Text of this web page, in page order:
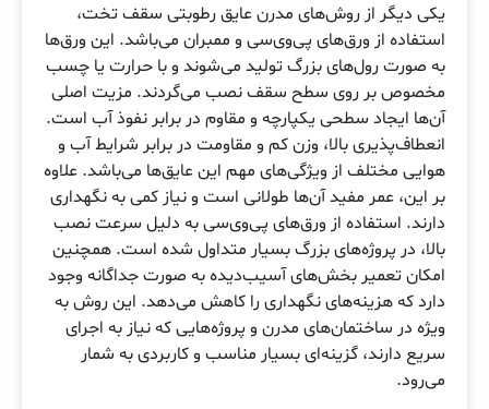
یکی دیگر از روش‌های مدرن عایق‌ رطوبتی سقف تخت،
استفاده از ورق‌های پی‌وی‌سی و ممبران می‌باشد. این ورق‌ها
به صورت رول‌های بزرگ تولید می‌شوند و با حرارت یا چسب
مخصوص بر روی سطح سقف نصب می‌گردند. مزیت اصلی
آن‌ها ایجاد سطحی یکپارچه و مقاوم در برابر نفوذ آب است.
انعطاف‌پذیری بالا، وزن کم و مقاومت در برابر شرایط آب و
هوایی مختلف از ویژگی‌های مهم این عایق‌ها می‌باشد. علاوه
بر این، عمر مفید آن‌ها طولانی است و نیاز کمی به نگهداری
دارند. استفاده از ورق‌های پی‌وی‌سی به دلیل سرعت نصب
بالا، در پروژه‌های بزرگ بسیار متداول شده است. همچنین
امکان تعمیر بخش‌های آسیب‌دیده به صورت جداگانه وجود
دارد که هزینه‌های نگهداری را کاهش می‌دهد. این روش به
ویژه در ساختمان‌های مدرن و پروژه‌هایی که نیاز به اجرای
سریع دارند، گزینه‌ای بسیار مناسب و کاربردی به شمار
می‌رود.